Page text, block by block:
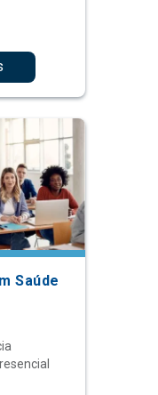
Saúde